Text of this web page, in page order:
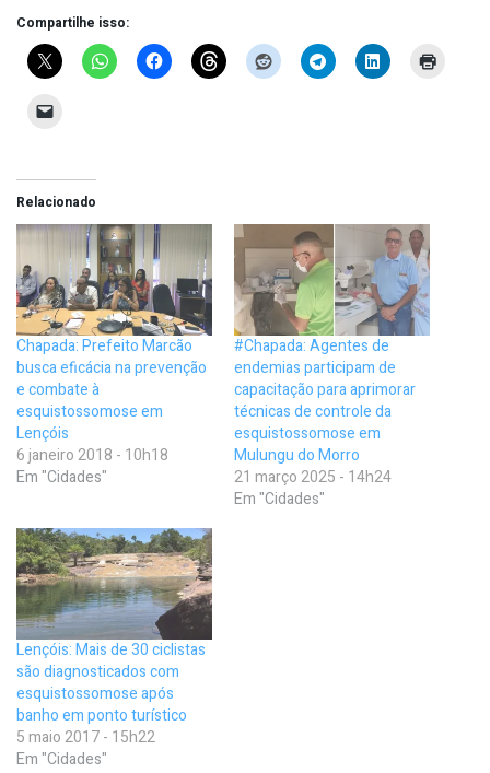
Compartilhe isso:
Relacionado
Chapada: Prefeito Marcão
busca eficácia na prevenção
e combate à
esquistossomose em
Lençóis
6 janeiro 2018 - 10h18
Em "Cidades"
#Chapada: Agentes de
endemias participam de
capacitação para aprimorar
técnicas de controle da
esquistossomose em
Mulungu do Morro
21 março 2025 - 14h24
Em "Cidades"
Lençóis: Mais de 30 ciclistas
são diagnosticados com
esquistossomose após
banho em ponto turístico
5 maio 2017 - 15h22
Em "Cidades"